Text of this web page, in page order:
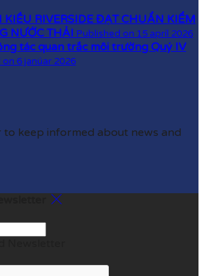
RIVERSIDE ĐẠT CHUẨN KIỂM
NƯỚC THẢI Published on 15 apríl 2026
tác quan trắc môi trường Quý IV
6 janúar 2026
keep informed about news and